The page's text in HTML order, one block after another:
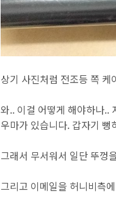
상기 사진처럼 전조등 쪽
와.. 이걸 어떻게 해야하나..
우마가 있습니다. 갑자기
그래서 무서워서 일단 뚜껑
그리고 이메일을 허니비측